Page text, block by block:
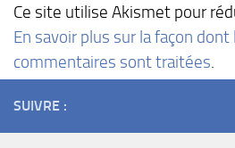
Ce site utilise Akismet pour
En savoir plus sur la façon
commentaires sont traitées.
SUIVRE :